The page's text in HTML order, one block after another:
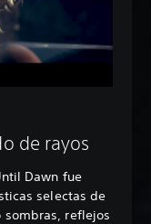
de rayos
Dawn fue
selectas de
reflejos